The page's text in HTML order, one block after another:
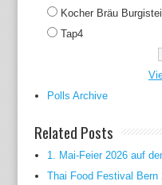
Kocher Bräu
Tap4
Polls Archive
Related Posts
1. Mai-Feier 2026 auf
Thai Food Festival Bern